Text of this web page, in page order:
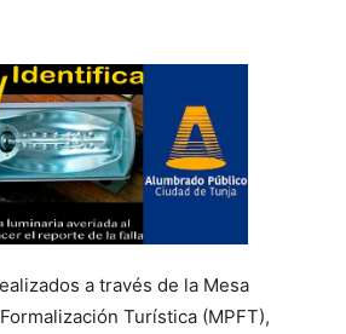
a través de la Mesa
Turística (MPFT),